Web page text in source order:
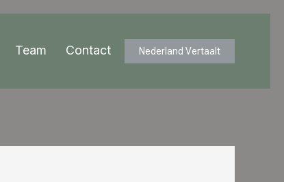
Team Contact Nederland Vertaalt